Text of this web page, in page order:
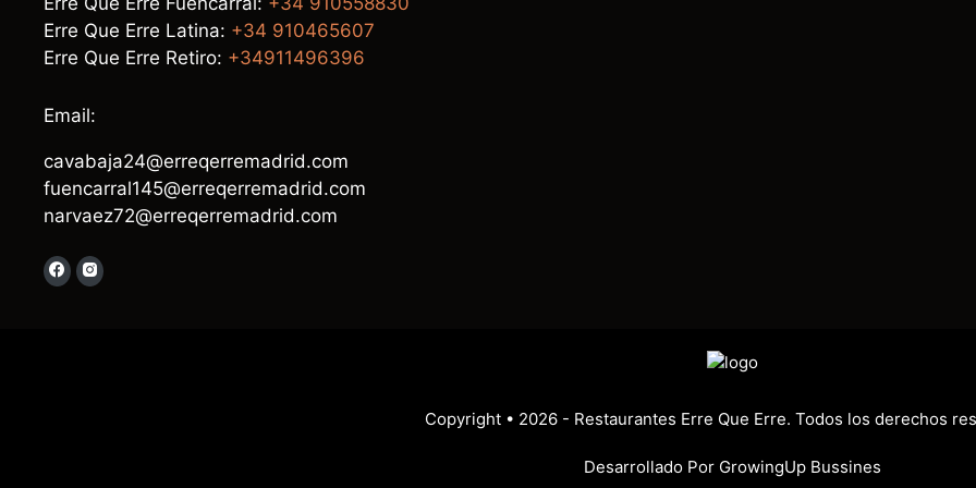
Erre Que Erre Latina: +34 910465607
Erre Que Erre Retiro: +34911496396
Email:
cavabaja24@erreqerremadrid.com
fuencarral145@erreqerremadrid.com
narvaez72@erreqerremadrid.com
Copyright • 2026 - Restaurantes Erre Que Erre. Todos los derechos
Desarrollado Por GrowingUp Bussines